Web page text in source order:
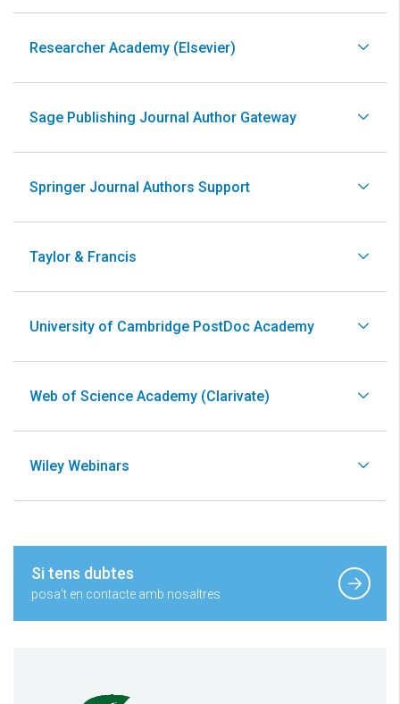
Researcher Academy (Elsevier)
Sage Publishing Journal Author Gateway
Springer Journal Authors Support
Taylor & Francis
University of Cambridge PostDoc Academy
Web of Science Academy (Clarivate)
Wiley Webinars
Si tens dubtes
posa't en contacte amb nosaltres